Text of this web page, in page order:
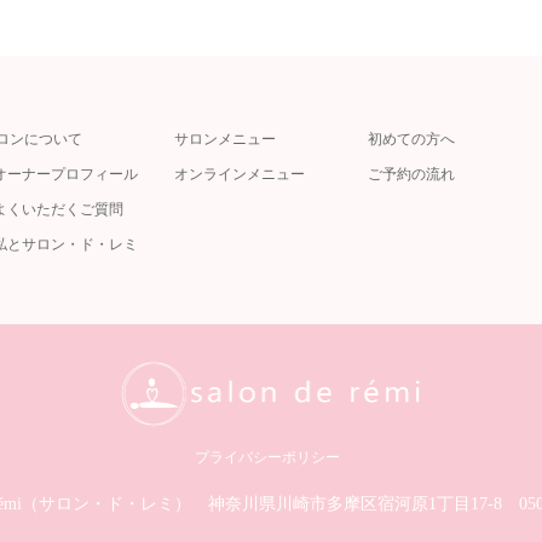
ンについて
ーナープロフィール
くいただくご質問
とサロン・ド・レミ
サロンメニュー
オンラインメニュー
初めての方へ
ご予約の流れ
プライバシーポリシー
（サロン・ド・レミ）︎ 神奈川県川崎市多摩区宿河原1丁目17-8